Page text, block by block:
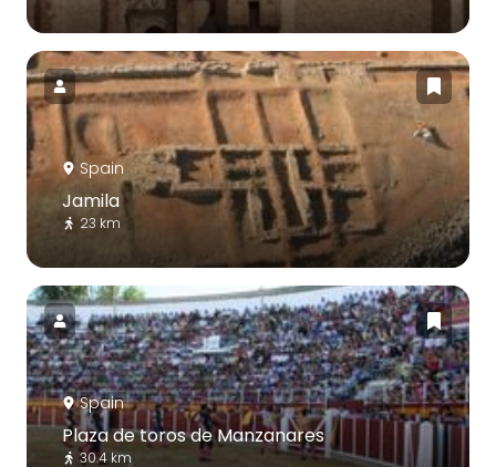
Spain
Jamila
23 km
Spain
Plaza de toros de Manzanares
30.4 km